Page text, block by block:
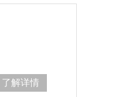
了解详情